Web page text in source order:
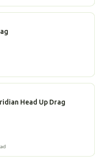
Head Up Drag